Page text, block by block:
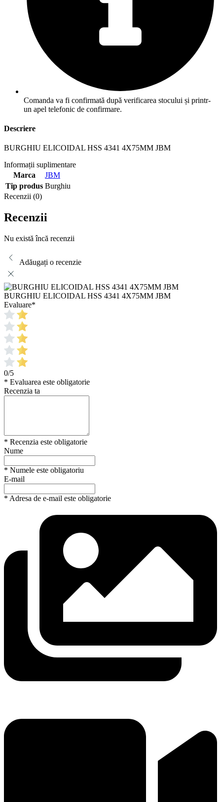
Comanda va fi confirmată după verificarea stocului și printr-
un apel telefonic de confirmare.
Descriere
BURGHIU ELICOIDAL HSS 4341 4X75MM JBM
Informații suplimentare
Marca
JBM
Tip produs Burghiu
Recenzii (0)
Recenzii
Nu există încă recenzii
Adăugați o recenzie
BURGHIU ELICOIDAL HSS 4341 4X75MM JBM
Evaluare*
0/5
* Evaluarea este obligatorie
Recenzia ta
* Recenzia este obligatorie
Nume
* Numele este obligatoriu
E-mail
* Adresa de e-mail este obligatorie